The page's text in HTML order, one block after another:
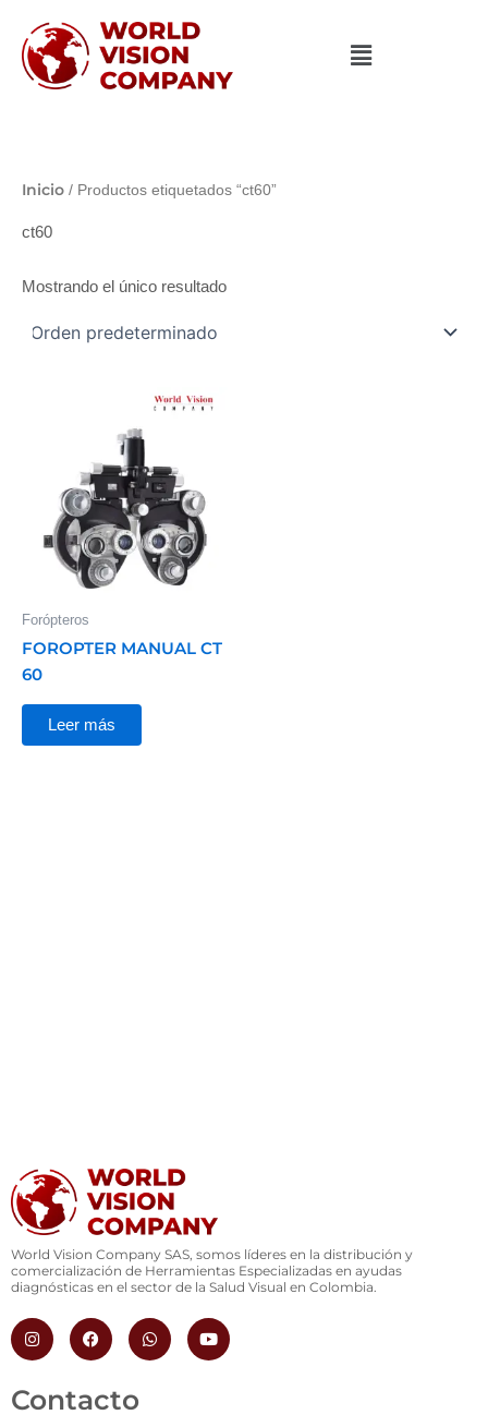
contenido
Inicio / Productos etiquetados “ct60”
ct60
Mostrando el único resultado
Forópteros
FOROPTER MANUAL CT
60
Leer más
World Vision Company SAS, somos líderes en la distribución y
comercialización de Herramientas Especializadas en ayudas
diagnósticas en el sector de la Salud Visual en Colombia.
I
n
s
a
g
F
a
c
o
W
h
a
Y
o
u
Contacto